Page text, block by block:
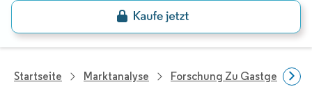
Startseite Marktanalyse Forschung Zu Gastgewerbe